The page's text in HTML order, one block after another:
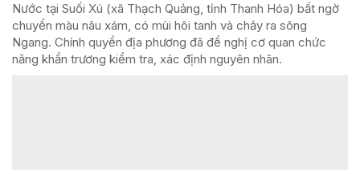
Nước tại Suối Xú (xã Thạch Quảng, tỉnh Thanh Hóa) bất ngờ
chuyển màu nâu xám, có mùi hôi tanh và chảy ra sông
Ngang. Chính quyền địa phương đã đề nghị cơ quan chức
năng khẩn trương kiểm tra, xác định nguyên nhân.